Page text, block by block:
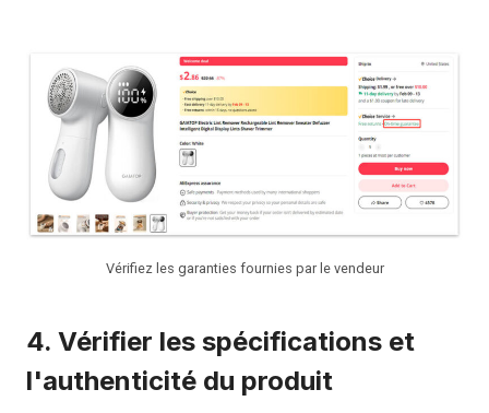
Vérifiez les garanties fournies par le vendeur
4. Vérifier les spécifications et
l'authenticité du produit